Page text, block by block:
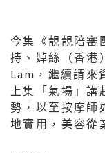
今集《靚靚陪審
持、婥絲（香
Lam，繼續請來
上集「氣場」
勢，以至按摩師
地實用，美容從